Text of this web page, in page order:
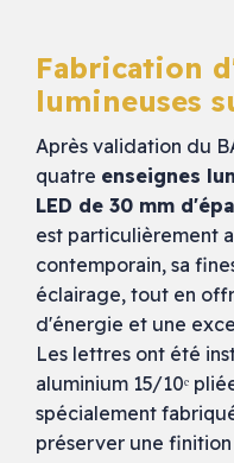
Fabrication
lumineuses
Après validation du
quatre enseignes
LED de 30 mm
est particulièrement
contemporain, sa
éclairage, tout en
d'énergie et une
Les lettres ont été
aluminium 15/10ᵉ
spécialement
préserver une